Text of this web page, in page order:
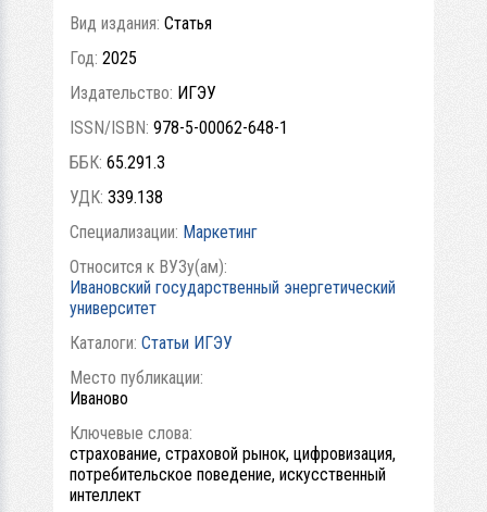
Вид издания: Статья
Год: 2025
Издательство: ИГЭУ
ISSN/ISBN: 978-5-00062-648-1
ББК: 65.291.3
УДК: 339.138
Специализации: Маркетинг
Относится к ВУЗу(ам):
Ивановский государственный энергетический
университет
Каталоги: Статьи ИГЭУ
Место публикации:
Иваново
Ключевые слова:
страхование, страховой рынок, цифровизация,
потребительское поведение, искусственный
интеллект